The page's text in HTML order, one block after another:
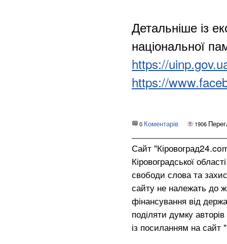
Детальніше із
національної
https://
https://
0 Коментарів 1906
Сайт
Кіровоградської
свободи слова та
сайту не належать до
фінансування від
поділяти думку
із посиланням на сайт